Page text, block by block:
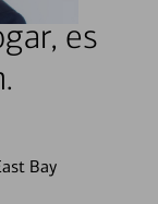
es
Bay